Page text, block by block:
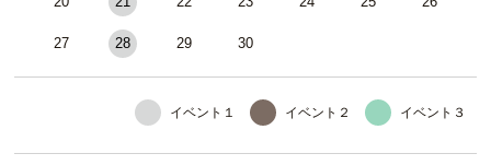
27 28 29 30
イベント１ イベント２ イベント３